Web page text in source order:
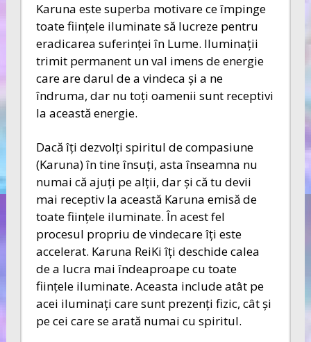
Karuna este superba motivare ce împinge
toate fiinţele iluminate să lucreze pentru
eradicarea suferinţei în Lume. Iluminaţii
trimit permanent un val imens de energie
care are darul de a vindeca şi a ne
îndruma, dar nu toţi oamenii sunt receptivi
la această energie.
Dacă îţi dezvolţi spiritul de compasiune
(Karuna) în tine însuţi, asta înseamna nu
numai că ajuţi pe alţii, dar şi că tu devii
mai receptiv la această Karuna emisă de
toate fiinţele iluminate. În acest fel
procesul propriu de vindecare îţi este
accelerat. Karuna ReiKi îţi deschide calea
de a lucra mai îndeaproape cu toate
fiinţele iluminate. Aceasta include atât pe
acei iluminaţi care sunt prezenţi fizic, cât şi
pe cei care se arată numai cu spiritul.